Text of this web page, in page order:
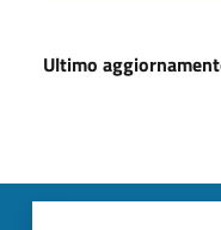
Ultimo